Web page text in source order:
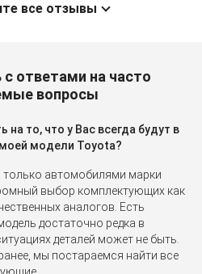
все отзывы
ответами на часто
вопросы
на то, что у Вас всегда будут в
модели Toyota?
автомобилями марки
выбор комплектующих как
аналогов. Есть
достаточно редка в
деталей может не быть.
мы постараемся найти все